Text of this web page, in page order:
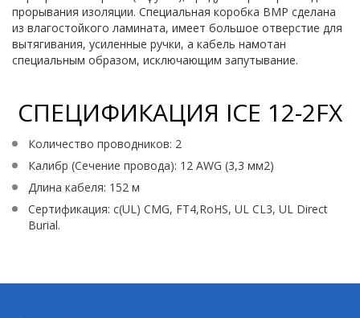
прорывания изоляции. Специальная коробка BMP сделана
из влагостойкого ламината, имеет большое отверстие для
вытягивания, усиленные ручки, а кабель намотан
специальным образом, исключающим запутывание.
СПЕЦИФИКАЦИЯ ICE 12-2FX
Количество проводников: 2
Калибр (Сечение провода): 12 AWG (3,3 мм2)
Длина кабеля: 152 м
Сертификация: c(UL) CMG, FT4,RoHS, UL CL3, UL Direct
Burial.